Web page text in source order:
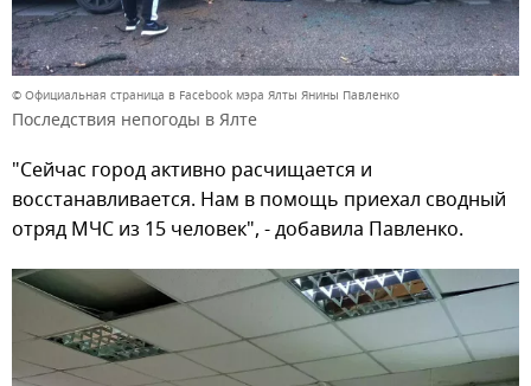
© Официальная страница в Facebook мэра Ялты Янины Павленко
Последствия непогоды в Ялте
"Сейчас город активно расчищается и
восстанавливается. Нам в помощь приехал сводный
отряд МЧС из 15 человек", - добавила Павленко.